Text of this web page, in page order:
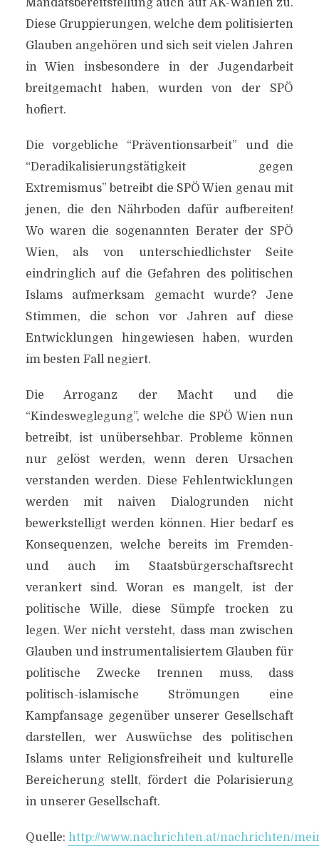
Mandatsbereitstellung auch auf AK-Wahlen zu.
Diese Gruppierungen, welche dem politisierten
Glauben angehören und sich seit vielen Jahren
in Wien insbesondere in der Jugendarbeit
breitgemacht haben, wurden von der SPÖ
hofiert.
Die vorgebliche “Präventionsarbeit” und die
“Deradikalisierungstätigkeit gegen
Extremismus” betreibt die SPÖ Wien genau mit
jenen, die den Nährboden dafür aufbereiten!
Wo waren die sogenannten Berater der SPÖ
Wien, als von unterschiedlichster Seite
eindringlich auf die Gefahren des politischen
Islams aufmerksam gemacht wurde? Jene
Stimmen, die schon vor Jahren auf diese
Entwicklungen hingewiesen haben, wurden
im besten Fall negiert.
Die Arroganz der Macht und die
“Kindesweglegung”, welche die SPÖ Wien nun
betreibt, ist unübersehbar. Probleme können
nur gelöst werden, wenn deren Ursachen
verstanden werden. Diese Fehlentwicklungen
werden mit naiven Dialogrunden nicht
bewerkstelligt werden können. Hier bedarf es
Konsequenzen, welche bereits im Fremden-
und auch im Staatsbürgerschaftsrecht
verankert sind. Woran es mangelt, ist der
politische Wille, diese Sümpfe trocken zu
legen. Wer nicht versteht, dass man zwischen
Glauben und instrumentalisiertem Glauben für
politische Zwecke trennen muss, dass
politisch-islamische Strömungen eine
Kampfansage gegenüber unserer Gesellschaft
darstellen, wer Auswüchse des politischen
Islams unter Religionsfreiheit und kulturelle
Bereicherung stellt, fördert die Polarisierung
in unserer Gesellschaft.
Quelle: http://www.nachrichten.at/nachrichten/